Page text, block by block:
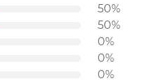
50%
50%
0%
0%
0%